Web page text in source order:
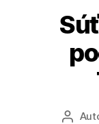
Autor